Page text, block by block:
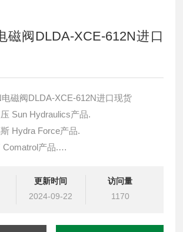
磁阀DLDA-XCE-612N进口
电磁阀DLDA-XCE-612N进口现货
Sun Hydraulics产品.
Hydra Force产品.
产品.
计,油路块设计,阀块设计与选型
力士乐、派克、中国台湾北部等液压元件
更新时间
2024-09-22
访问量
1170